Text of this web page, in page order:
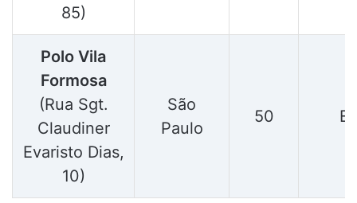
85)
Polo Vila
Formosa
(Rua Sgt.
Claudiner
Evaristo Dias,
10)
São
Paulo
50